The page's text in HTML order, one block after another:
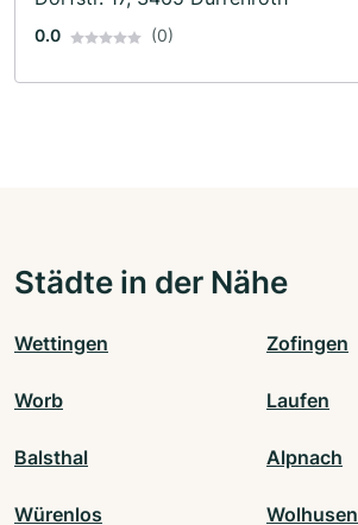
0.0 (0)
Städte in der Nähe
Wettingen Zofingen
Worb Laufen
Balsthal Alpnach
Würenlos Wolhusen